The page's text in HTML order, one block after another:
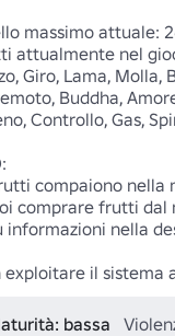
massimo attuale:
attualmente nel
Giro, Lama, Molla,
Buddha,
Controllo, Gas,
compaiono nella
comprare frutti dal
informazioni nella
exploitare il sistema
bassa